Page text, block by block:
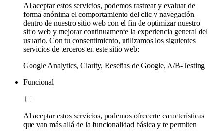
Al aceptar estos servicios, podemos rastrear y evaluar de
forma anónima el comportamiento del clic y navegación
dentro de nuestro sitio web con el fin de optimizar nuestro
sitio web y mejorar continuamente la experiencia general del
usuario. Con tu consentimiento, utilizamos los siguientes
servicios de terceros en este sitio web:
Google Analytics, Clarity, Reseñas de Google, A/B-Testing
Funcional
Al aceptar estos servicios, podemos ofrecerte características
que van más allá de la funcionalidad básica y te permiten